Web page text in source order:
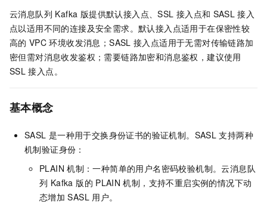
云消息队列 Kafka 版提供默认接入点、SSL 接入点和 SASL 接入
点以适用不同的连接及安全需求。默认接入点适用于在保密性较
高的 VPC 环境收发消息；SASL 接入点适用于无需对传输链路加
密但需对消息收发鉴权；需要链路加密和消息鉴权，建议使用
SSL 接入点。
基本概念
SASL 是一种用于交换身份证书的验证机制。SASL 支持两种
机制验证身份：
PLAIN 机制：一种简单的用户名密码校验机制。云消息队
列 Kafka 版的 PLAIN 机制，支持不重启实例的情况下动
态增加 SASL 用户。